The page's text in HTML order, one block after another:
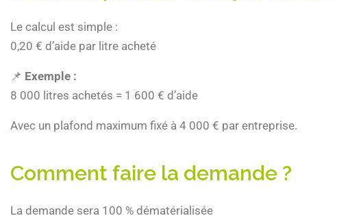
Le calcul est simple :
0,20 € d’aide par litre acheté
📌 Exemple :
8 000 litres achetés = 1 600 € d’aide
Avec un plafond maximum fixé à 4 000 € par entreprise.
Comment faire la demande ?
La demande sera 100 % dématérialisée